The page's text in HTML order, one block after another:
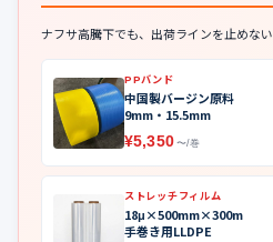
ナフサ高騰下でも、出荷ラインを止めない
PPバンド
中国製バージン原料
9mm・15.5mm
¥5,350 〜/巻
ストレッチフィルム
18μ×500mm×300m
手巻き用LLDPE